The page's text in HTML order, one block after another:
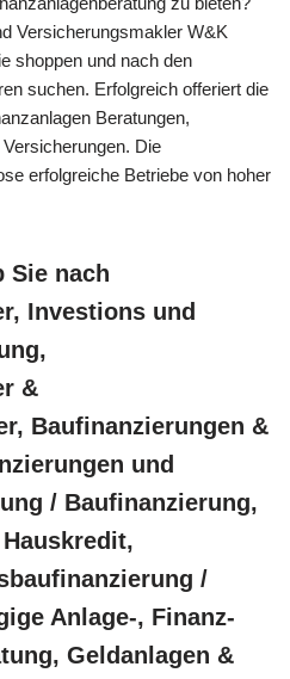
Versicherungsmakler W&K
shoppen und nach den
suchen. Erfolgreich offeriert die
Beratungen,
Die
erfolgreiche Betriebe von hoher
Sie nach
Investions und
&
Baufinanzierungen &
und
/ Baufinanzierung,
/
Anlage-, Finanz-
Geldanlagen &